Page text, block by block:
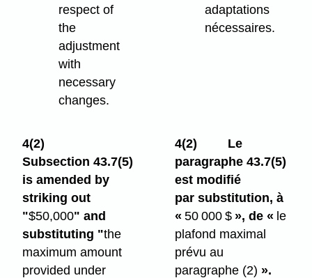
respect of
the
adjustment
with
necessary
changes.
adaptations
nécessaires.
4(2)
Subsection 43.7(5)
is amended by
striking out
"$50,000" and
substituting "the
maximum amount
provided under
4(2)
Le
paragraphe 43.7(5)
est modifié
par substitution, à
«50 000 $ », de « le
plafond maximal
prévu au
paragraphe (2) ».